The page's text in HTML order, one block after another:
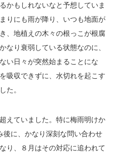
かもしれないなと予想していま
りにも雨が降り、いつも地面が
、地植えの木々の根っこが根腐
なり衰弱している状態なのに、
い日々が突然始まることにな
吸収できずに、水切れを起こす
た。
えていました。特に梅雨明けか
後に、かなり深刻な問い合わせ
り、８月はその対応に追われて